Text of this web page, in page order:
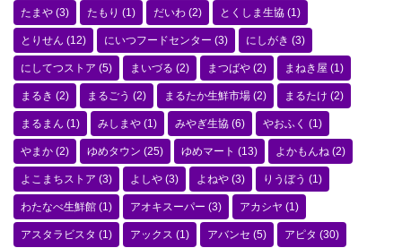
たまや (3) たもり (1) だいわ (2) とくしま生協 (1)
とりせん (12) にいつフードセンター (3) にしがき (3)
にしてつストア (5) まいづる (2) まつばや (2) まねき屋 (1)
まるき (2) まるごう (2) まるたか生鮮市場 (2) まるたけ (2)
まるまん (1) みしまや (1) みやぎ生協 (6) やおふく (1)
やまか (2) ゆめタウン (25) ゆめマート (13) よかもんね (2)
よこまちストア (3) よしや (3) よねや (3) りうぼう (1)
わたなべ生鮮館 (1) アオキスーパー (3) アカシヤ (1)
アスタラビスタ (1) アックス (1) アバンセ (5) アピタ (30)